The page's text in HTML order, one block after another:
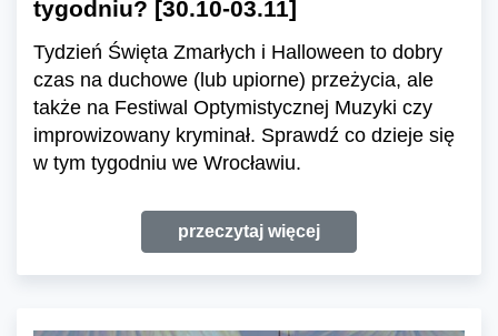
tygodniu? [30.10-03.11]
Tydzień Święta Zmarłych i Halloween to dobry
czas na duchowe (lub upiorne) przeżycia, ale
także na Festiwal Optymistycznej Muzyki czy
improwizowany kryminał. Sprawdź co dzieje się
w tym tygodniu we Wrocławiu.
przeczytaj więcej